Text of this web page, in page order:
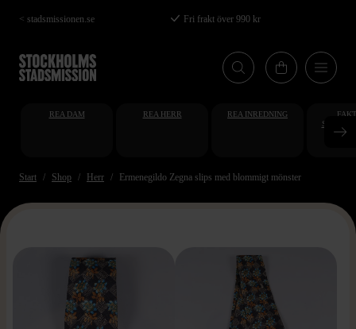
Hoppa
till
huvudinnehåll
< stadsmissionen.se Fri frakt över 990 kr
REA DAM REA HERR REA INREDNING
Start Shop Herr Ermenegildo Zegna slips med blommigt mönster